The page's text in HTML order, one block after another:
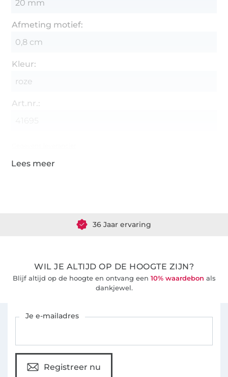
20 mm
Afmeting motief:
0,8 cm
Kleur:
roze
Art.nr.:
36 Jaar ervaring
WIL JE ALTIJD OP DE HOOGTE ZIJN?
Blijf altijd op de hoogte en ontvang een 10% waardebon als
dankjewel.
Je e-mailadres
Registreer nu